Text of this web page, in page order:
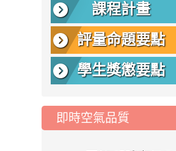
課程計畫
評量命題要點
學生獎懲要點
即時空氣品質